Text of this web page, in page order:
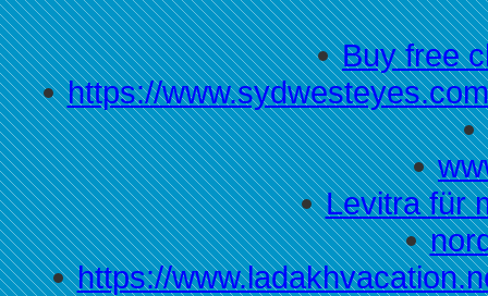
Buy free
https://
Levitra für
https://